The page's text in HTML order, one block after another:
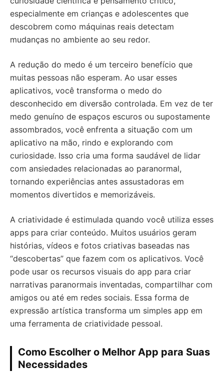
especialmente em crianças e adolescentes que
descobrem como máquinas reais detectam
mudanças no ambiente ao seu redor.
A redução do medo é um terceiro benefício que
muitas pessoas não esperam. Ao usar esses
aplicativos, você transforma o medo do
desconhecido em diversão controlada. Em vez de ter
medo genuíno de espaços escuros ou supostamente
assombrados, você enfrenta a situação com um
aplicativo na mão, rindo e explorando com
curiosidade. Isso cria uma forma saudável de lidar
com ansiedades relacionadas ao paranormal,
tornando experiências antes assustadoras em
momentos divertidos e memorizáveis.
A criatividade é estimulada quando você utiliza esses
apps para criar conteúdo. Muitos usuários geram
histórias, vídeos e fotos criativas baseadas nas
“descobertas” que fazem com os aplicativos. Você
pode usar os recursos visuais do app para criar
narrativas paranormais inventadas, compartilhar com
amigos ou até em redes sociais. Essa forma de
expressão artística transforma um simples app em
uma ferramenta de criatividade pessoal.
Como Escolher o Melhor App para Suas
Necessidades